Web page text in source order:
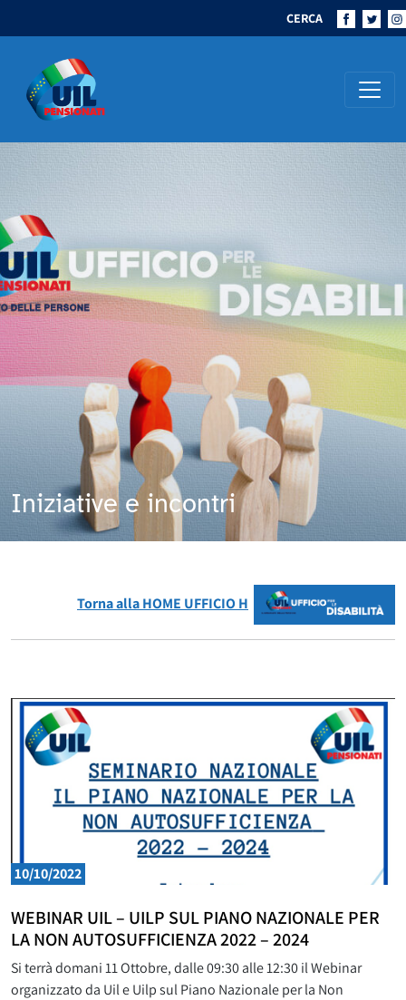
CERCA
Navigazione principale
Iniziative e incontri
Torna alla HOME UFFICIO H
10/10/2022
WEBINAR UIL – UILP SUL PIANO NAZIONALE PER
LA NON AUTOSUFFICIENZA 2022 – 2024
Si terrà domani 11 Ottobre, dalle 09:30 alle 12:30 il Webinar
organizzato da Uil e Uilp sul Piano Nazionale per la Non